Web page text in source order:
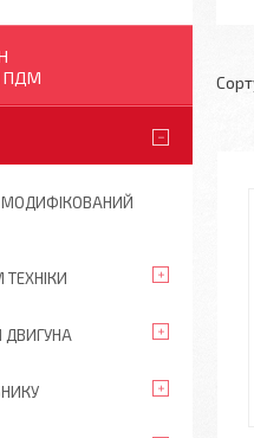
ПДМ
МОДИФІКОВАНИЙ
ДВИГУНА